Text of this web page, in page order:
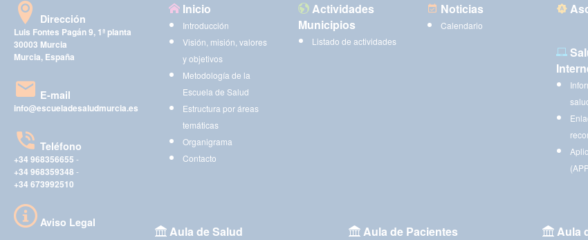
Dirección
Luis Fontes Pagán 9, 1ª planta
30003 Murcia
Murcia, España
E-mail
info@escueladesaludmurcia.es
Teléfono
+34 968356655 -
+34 968359348 -
+34 673992510
Aviso Legal
Inicio
Introducción
Visión, misión, valores
y objetivos
Metodología de la
Escuela de Salud
Estructura por áreas
temáticas
Organigrama
Contacto
Actividades
Municipios
Listado de actividades
Noticias
Calendario
Aula de Salud Aula de Pacientes Aula